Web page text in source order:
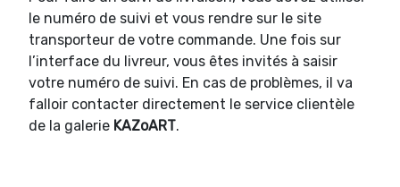
le numéro de suivi et vous rendre sur le site
transporteur de votre commande. Une fois sur
l’interface du livreur, vous êtes invités à saisir
votre numéro de suivi. En cas de problèmes, il va
falloir contacter directement le service clientèle
de la galerie KAZoART.